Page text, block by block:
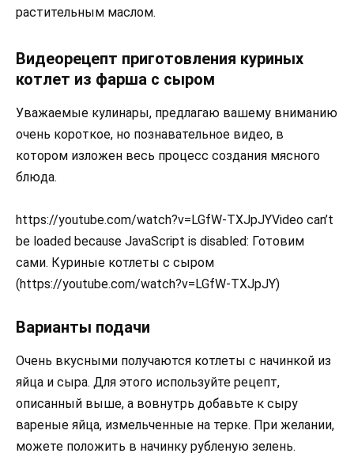
растительным маслом.
Видеорецепт приготовления куриных
котлет из фарша с сыром
Уважаемые кулинары, предлагаю вашему вниманию
очень короткое, но познавательное видео, в
котором изложен весь процесс создания мясного
блюда.
https://youtube.com/watch?v=LGfW-TXJpJYVideo can’t
be loaded because JavaScript is disabled: Готовим
сами. Куриные котлеты с сыром
(https://youtube.com/watch?v=LGfW-TXJpJY)
Варианты подачи
Очень вкусными получаются котлеты с начинкой из
яйца и сыра. Для этого используйте рецепт,
описанный выше, а вовнутрь добавьте к сыру
вареные яйца, измельченные на терке. При желании,
можете положить в начинку рубленую зелень.